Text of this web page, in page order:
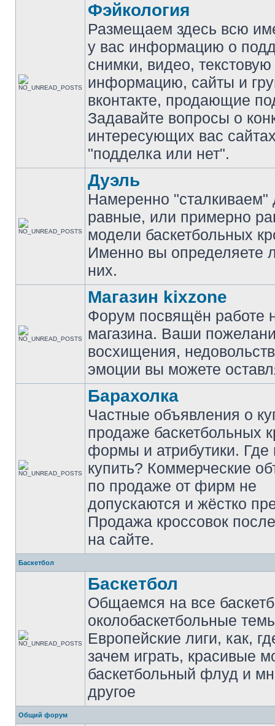
Фэйкология
Размещаем здесь всю
у вас информацию о
снимки, видео, текстовую
информацию, сайты и
вконтакте, продающие
Задавайте вопросы о
интересующих вас
"подделка или нет".
Дуэль
Намеренно "сталкиваем"
равные, или примерно
модели баскетбольных
Именно вы определяете
них.
Магазин kixzone
Форум посвящён работе
магазина. Ваши
восхищения,
эмоции вы можете
Барахолка
Частные объявления о
продаже баскетбольных
формы и атрибутики. Где
купить? Коммерческие
по продаже от фирм не
допускаются и жёстко
Продажа кроссовок
на сайте.
Баскетбол
Баскетбол
Общаемся на все
околобаскетбольные
Европейские лиги, как,
зачем играть, красивые
баскетбольный флуд и
другое
Общий форум